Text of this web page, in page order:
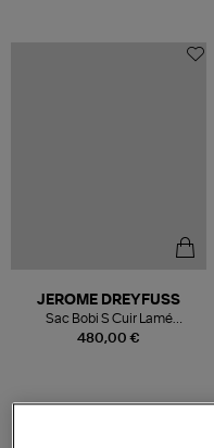
480,00 €
JEROME DREYFUSS
Sac Bobi S Cuir Lamé
Champagne